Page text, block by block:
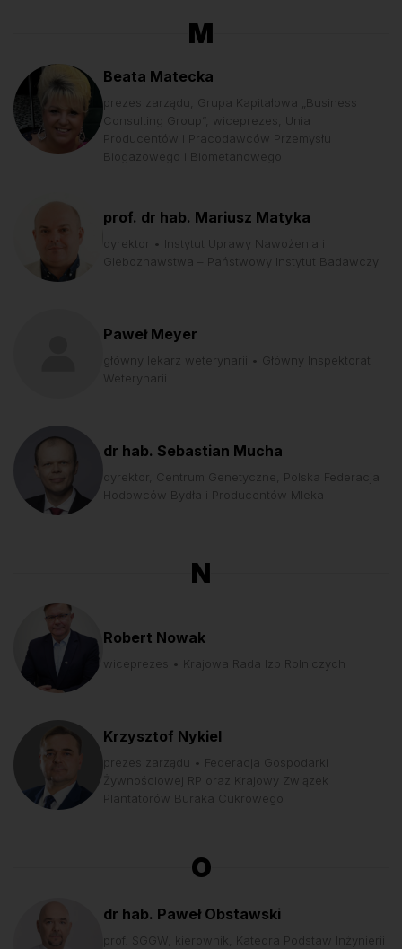
M
Beata Matecka
prezes zarządu, Grupa Kapitałowa „Business
Consulting Group”, wiceprezes, Unia
Producentów i Pracodawców Przemysłu
Biogazowego i Biometanowego
prof. dr hab. Mariusz Matyka
dyrektor • Instytut Uprawy Nawożenia i
Gleboznawstwa – Państwowy Instytut Badawczy
Paweł Meyer
główny lekarz weterynarii • Główny Inspektorat
Weterynarii
dr hab. Sebastian Mucha
dyrektor, Centrum Genetyczne, Polska Federacja
Hodowców Bydła i Producentów Mleka
N
Robert Nowak
wiceprezes • Krajowa Rada Izb Rolniczych
Krzysztof Nykiel
prezes zarządu • Federacja Gospodarki
Żywnościowej RP oraz Krajowy Związek
Plantatorów Buraka Cukrowego
O
dr hab. Paweł Obstawski
prof. SGGW, kierownik, Katedra Podstaw Inżynierii